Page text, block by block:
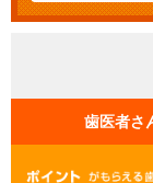
歯医者さ